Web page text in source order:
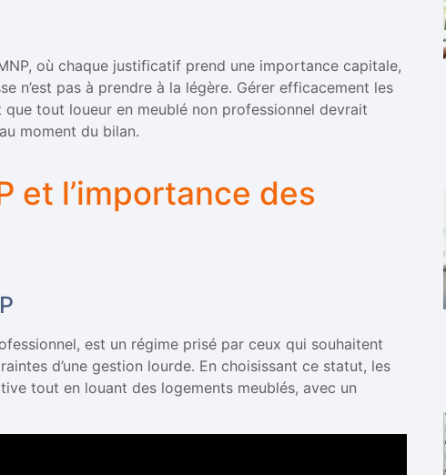
où chaque justificatif prend une importance capitale,
n’est pas à prendre à la légère. Gérer efficacement les
tout loueur en meublé non professionnel devrait
moment du bilan.
et l’importance des
est un régime prisé par ceux qui souhaitent
d’une gestion lourde. En choisissant ce statut, les
tout en louant des logements meublés, avec un